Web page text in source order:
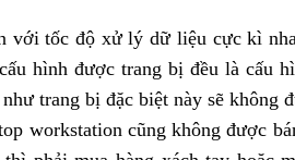
với tốc độ xử lý dữ liệu cực kì
hình được trang bị đều là cấu
trang bị đặc biệt này sẽ không
workstation cũng không được